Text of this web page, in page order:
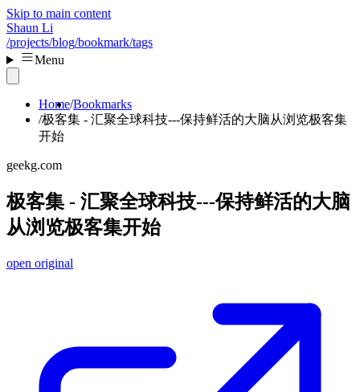
Skip to main content
Shaun Li
/projects/blog/bookmark/tags
Menu
Home Bookmarks
极客集 - 汇聚全球科技---保持鲜活的大脑从浏览极客集
开始
geekg.com
极客集 - 汇聚全球科技---保持鲜活的大脑
从浏览极客集开始
open original